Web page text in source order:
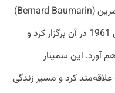
جایی بود که فیلسوف معروف، برنارد بامرین (Bernard Baumarin)
سمینار بین‌المللی فلسفه علم را در سال 1961 در آن برگزار کرد و
آورد. این سمینار
کرد و مسیر زندگی